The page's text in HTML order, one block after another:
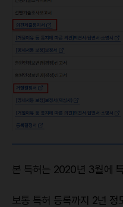
본 특허는 2020년 3월에
보통 특허 등록까지 2년 정